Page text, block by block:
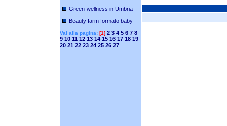
Green-wellness in Umbria
Beauty farm formato baby
Vai alla pagina: [1] 2 3 4 5 6 7 8
9 10 11 12 13 14 15 16 17 18 19
20 21 22 23 24 25 26 27